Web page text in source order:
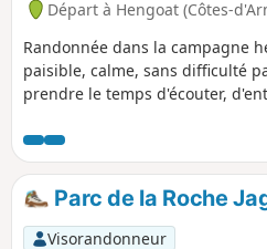
Départ à Hengoat (Côtes-
Randonnée dans la campagne
paisible, calme, sans difficulté
prendre le temps d'écouter,
par les bénévoles de
(patrimoine de Hengoat). Un
devant la mairie au départ de la
Parc de la Roche
Visorandonneur